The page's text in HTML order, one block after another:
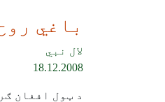
باغي
لال نبي
18.12.2008
د ټول افغان